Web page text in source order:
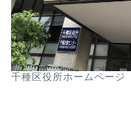
千種区役所ホームページ